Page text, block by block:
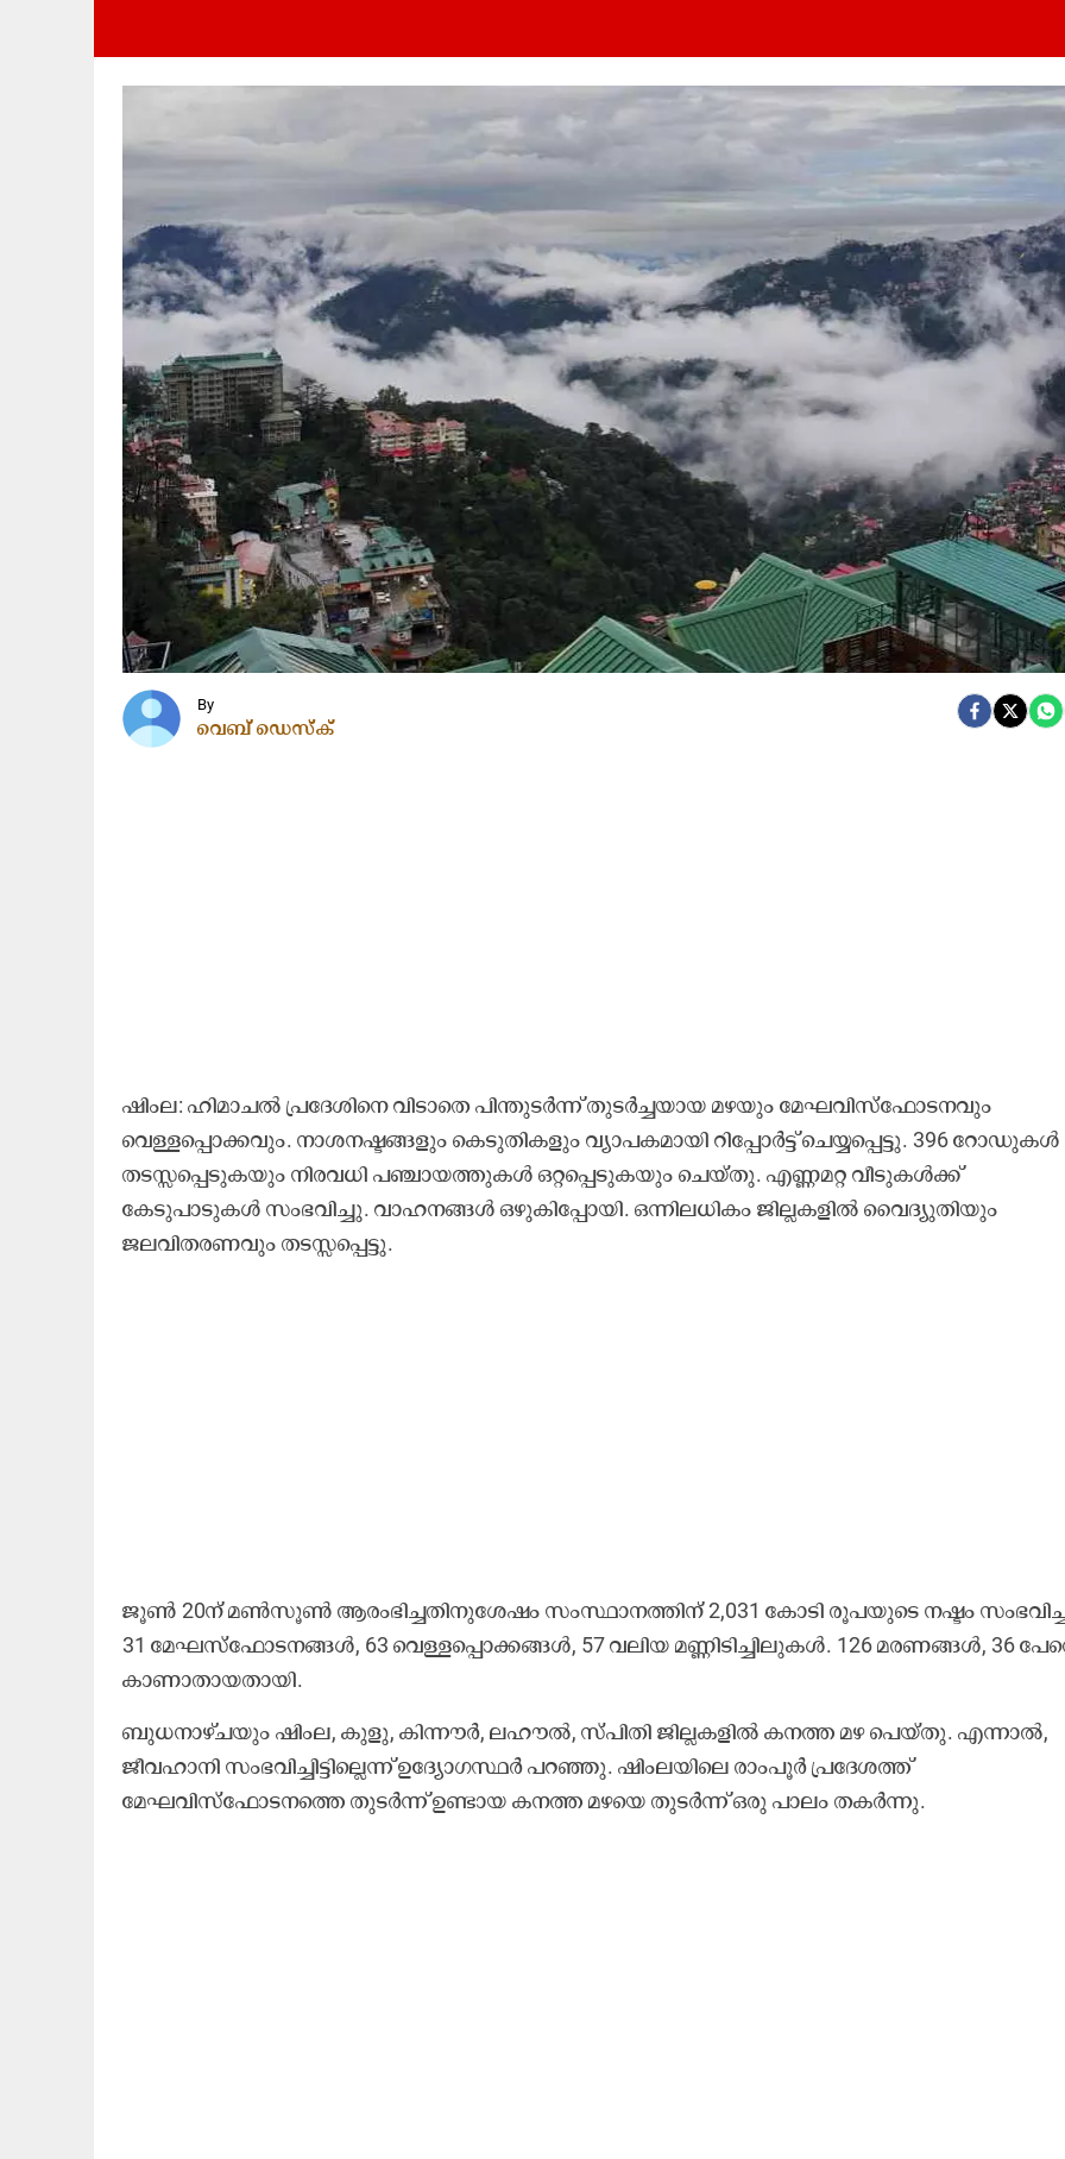
By
വെബ് ഡെസ്ക്
ഷിംല: ഹിമാചൽ പ്രദേശിനെ വിടാതെ പിന്തുടർന്ന് തുടർച്ചയായ മഴയും മേഘവിസ്ഫോടനവും
വെള്ളപ്പൊക്കവും. നാശനഷ്ടങ്ങളും കെടുതികളും വ്യാപകമായി റിപ്പോർട്ട് ചെയ്യപ്പെട്ടു. 396 റോഡുകൾ
തടസ്സപ്പെടുകയും നിരവധി പഞ്ചായത്തുകൾ ഒറ്റപ്പെടുകയും ചെയ്തു. എണ്ണമറ്റ വീടുകൾക്ക്
കേടുപാടുകൾ സംഭവിച്ചു. വാഹനങ്ങൾ ഒഴുകിപ്പോയി. ഒന്നിലധികം ജില്ലകളിൽ വൈദ്യുതിയും
ജലവിതരണവും തടസ്സപ്പെട്ടു.
ജൂൺ 20ന് മൺസൂൺ ആരംഭിച്ചതിനുശേഷം സംസ്ഥാനത്തിന് 2,031 കോടി രൂപയുടെ നഷ്ടം
31 മേഘസ്ഫോടനങ്ങൾ, 63 വെള്ളപ്പൊക്കങ്ങൾ, 57 വലിയ മണ്ണിടിച്ചിലുകൾ. 126 മരണങ്ങൾ, 36
കാണാതായതായി.
ബുധനാഴ്ചയും ഷിംല, കുളു, കിന്നൗർ, ലഹൗൽ, സ്പിതി ജില്ലകളിൽ കനത്ത മഴ പെയ്തു. എന്നാൽ,
ജീവഹാനി സംഭവിച്ചിട്ടില്ലെന്ന് ഉദ്യോഗസ്ഥർ പറഞ്ഞു. ഷിംലയിലെ രാംപൂർ പ്രദേശത്ത്
മേഘവിസ്ഫോടനത്തെ തുടർന്ന് ഉണ്ടായ കനത്ത മഴയെ തുടർന്ന് ഒരു പാലം തകർന്നു.